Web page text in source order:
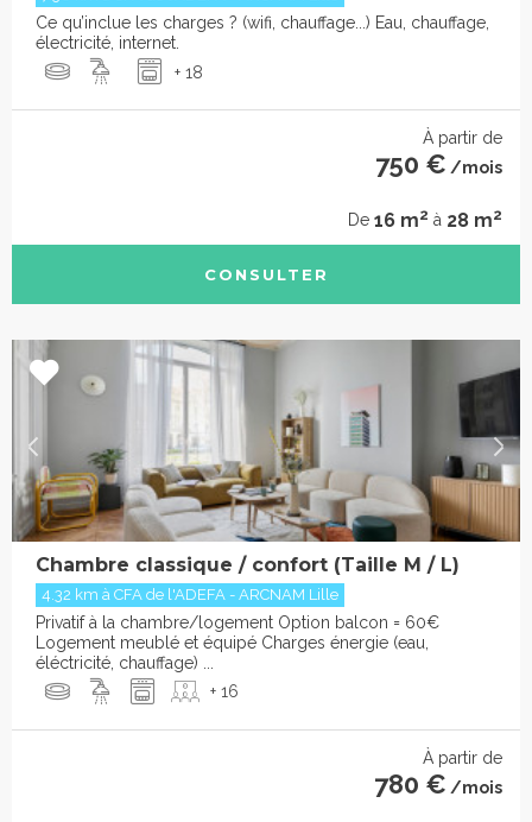
Ce qu’inclue les charges ? (wifi, chauffage...) Eau, chauffage,
électricité, internet.
+ 18
À partir de
750 € /mois
De 16 m2 à 28 m2
CONSULTER
Chambre classique / confort (Taille M / L)
4.32 km à CFA de l'ADEFA - ARCNAM Lille
Privatif à la chambre/logement Option balcon = 60€
Logement meublé et équipé Charges énergie (eau,
éléctricité, chauffage) ...
+ 16
À partir de
780 € /mois